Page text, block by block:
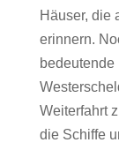
Häuser, die
erinnern.
bedeutende
Weiterfahrt
die Schiffe